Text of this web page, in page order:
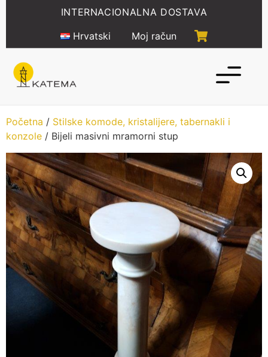
INTERNACIONALNA DOSTAVA
Hrvatski
Moj račun
Početna / Stilske komode, kristalijere, tabernakli i
konzole / Bijeli masivni mramorni stup